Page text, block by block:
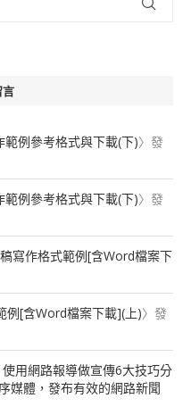
言
範例參考格式與下載(下)〉發
範例參考格式與下載(下)〉發
寫作格式範例[含Word檔案下
例[含Word檔案下載](上)〉發
用網路報導做宣傳6大技巧分
媒體，發布有效的網路新聞